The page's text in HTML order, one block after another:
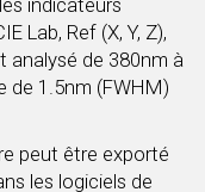
indicateurs
Lab, Ref (X, Y, Z),
analysé de 380nm à
de 1.5nm (FWHM)
peut être exporté
les logiciels de